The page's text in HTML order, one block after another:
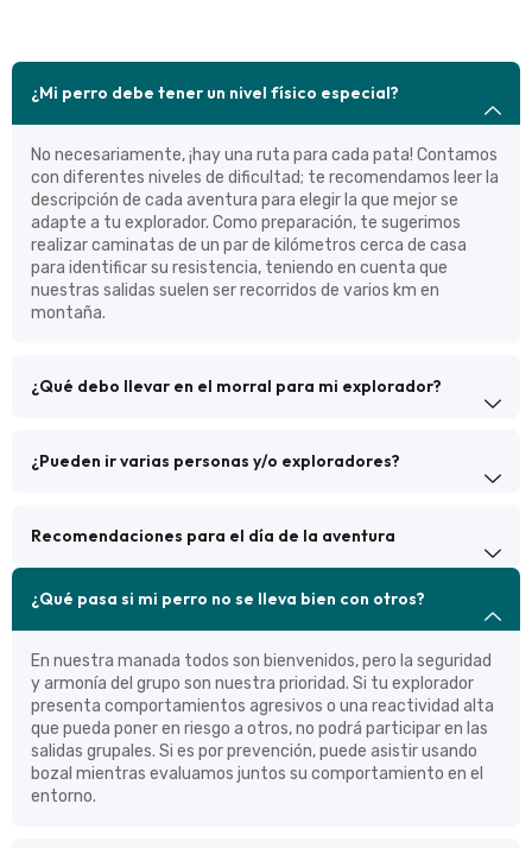
¿Mi perro debe tener un nivel físico especial?
No necesariamente, ¡hay una ruta para cada pata! Contamos
con diferentes niveles de dificultad; te recomendamos leer la
descripción de cada aventura para elegir la que mejor se
adapte a tu explorador. Como preparación, te sugerimos
realizar caminatas de un par de kilómetros cerca de casa
para identificar su resistencia, teniendo en cuenta que
nuestras salidas suelen ser recorridos de varios km en
montaña.
¿Qué debo llevar en el morral para mi explorador?
¿Pueden ir varias personas y/o exploradores?
Recomendaciones para el día de la aventura
¿Qué pasa si mi perro no se lleva bien con otros?
En nuestra manada todos son bienvenidos, pero la seguridad
y armonía del grupo son nuestra prioridad. Si tu explorador
presenta comportamientos agresivos o una reactividad alta
que pueda poner en riesgo a otros, no podrá participar en las
salidas grupales. Si es por prevención, puede asistir usando
bozal mientras evaluamos juntos su comportamiento en el
entorno.